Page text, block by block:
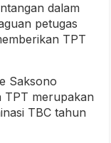
dalam
petugas
TPT
Saksono
TPT merupakan
TBC tahun